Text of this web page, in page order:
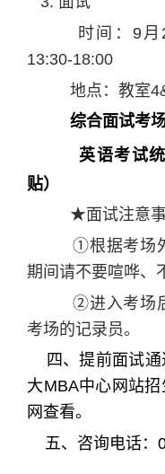
时间：9月
13:30-18:00
地点：教室
综合面试考
英语考试
贴）
★面试注意事
①根据考场
期间请不要喧哗、
②进入考场
考场的记录员。
四、提前面试通
大MBA中心网站
网查看。
五、咨询电话：